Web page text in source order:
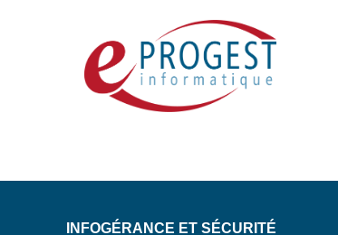
INFOGÉRANCE ET SÉCURITÉ